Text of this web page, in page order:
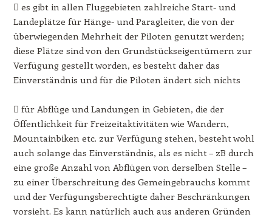
 es gibt in allen Fluggebieten zahlreiche Start- und
Landeplätze für Hänge- und Paragleiter, die von der
überwiegenden Mehrheit der Piloten genutzt werden;
diese Plätze sind von den Grundstückseigentümern zur
Verfügung gestellt worden, es besteht daher das
Einverständnis und für die Piloten ändert sich nichts
 für Abflüge und Landungen in Gebieten, die der
Öffentlichkeit für Freizeitaktivitäten wie Wandern,
Mountainbiken etc. zur Verfügung stehen, besteht wohl
auch solange das Einverständnis, als es nicht – zB durch
eine große Anzahl von Abflügen von derselben Stelle –
zu einer Überschreitung des Gemeingebrauchs kommt
und der Verfügungsberechtigte daher Beschränkungen
vorsieht. Es kann natürlich auch aus anderen Gründen